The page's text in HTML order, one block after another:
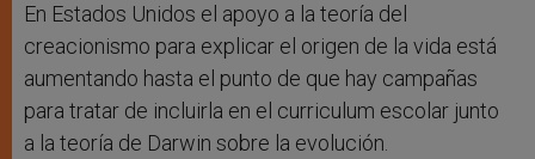
En Estados Unidos el apoyo a la teoría del
creacionismo para explicar el origen de la vida está
aumentando hasta el punto de que hay campañas
para tratar de incluirla en el curriculum escolar junto
a la teoría de Darwin sobre la evolución.